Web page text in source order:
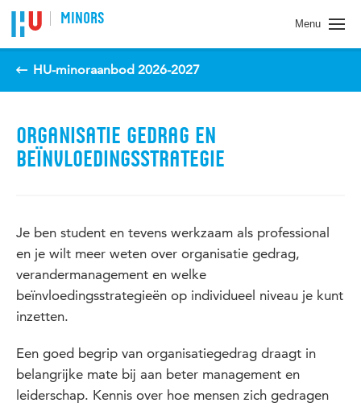
Spring naar pagina inhoud
MINORS Menu
HU-minoraanbod 2026-2027
ORGANISATIE GEDRAG EN
BEÏNVLOEDINGSSTRATEGIE
Je ben student en tevens werkzaam als professional
en je wilt meer weten over organisatie gedrag,
verandermanagement en welke
beïnvloedingsstrategieën op individueel niveau je kunt
inzetten.
Een goed begrip van organisatiegedrag draagt in
belangrijke mate bij aan beter management en
leiderschap. Kennis over hoe mensen zich gedragen